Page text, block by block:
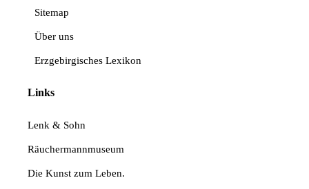
Sitemap
Über uns
Erzgebirgisches Lexikon
Links
Lenk & Sohn
Räuchermannmuseum
Die Kunst zum Leben.